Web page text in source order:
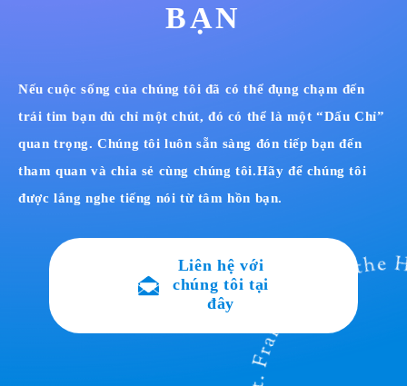
BẠN
Nếu cuộc sống của chúng tôi đã có thể đụng chạm đến
trái tim bạn dù chỉ một chút, đó có thể là một “Dấu Chỉ”
quan trọng. Chúng tôi luôn sẵn sàng đón tiếp bạn đến
tham quan và chia sẻ cùng chúng tôi.Hãy để chúng tôi
được lắng nghe tiếng nói từ tâm hồn bạn.
Liên hệ với
chúng tôi tại
đây